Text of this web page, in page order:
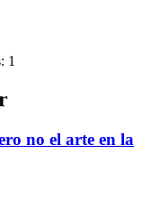
1
no el arte en la